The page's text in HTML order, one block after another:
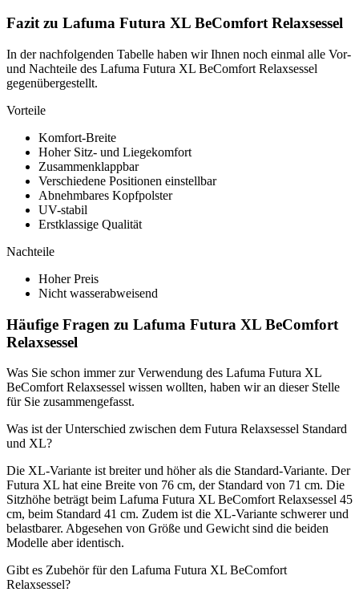
Fazit zu Lafuma Futura XL BeComfort Relaxsessel
In der nachfolgenden Tabelle haben wir Ihnen noch einmal alle Vor-
und Nachteile des Lafuma Futura XL BeComfort Relaxsessel
gegenübergestellt.
Vorteile
Komfort-Breite
Hoher Sitz- und Liegekomfort
Zusammenklappbar
Verschiedene Positionen einstellbar
Abnehmbares Kopfpolster
UV-stabil
Erstklassige Qualität
Nachteile
Hoher Preis
Nicht wasserabweisend
Häufige Fragen zu Lafuma Futura XL BeComfort
Relaxsessel
Was Sie schon immer zur Verwendung des Lafuma Futura XL
BeComfort Relaxsessel wissen wollten, haben wir an dieser Stelle
für Sie zusammengefasst.
Was ist der Unterschied zwischen dem Futura Relaxsessel Standard
und XL?
Die XL-Variante ist breiter und höher als die Standard-Variante. Der
Futura XL hat eine Breite von 76 cm, der Standard von 71 cm. Die
Sitzhöhe beträgt beim Lafuma Futura XL BeComfort Relaxsessel 45
cm, beim Standard 41 cm. Zudem ist die XL-Variante schwerer und
belastbarer. Abgesehen von Größe und Gewicht sind die beiden
Modelle aber identisch.
Gibt es Zubehör für den Lafuma Futura XL BeComfort
Relaxsessel?